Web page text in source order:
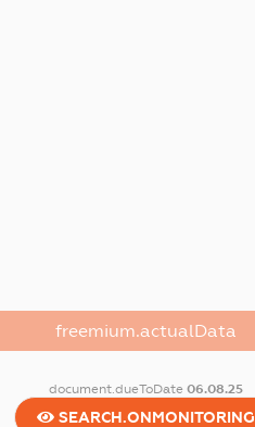
freemium.actualData
document.dueToDate 06.08.25
SEARCH.ONMONITORING